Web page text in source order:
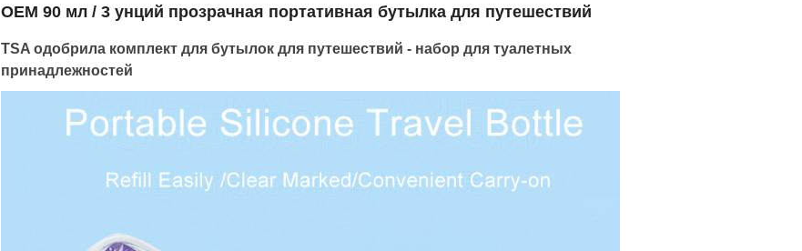
OEM 90 мл / 3 унций прозрачная портативная бутылка для путешествий
TSA одобрила комплект для бутылок для путешествий - набор для туалетных
принадлежностей